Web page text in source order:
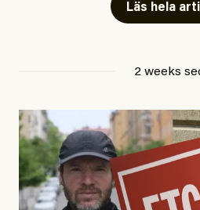
Läs hela
2 weeks